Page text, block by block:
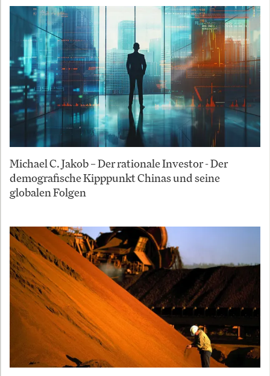
Michael C. Jakob – Der rationale Investor - Der
demografische Kipppunkt Chinas und seine
globalen Folgen